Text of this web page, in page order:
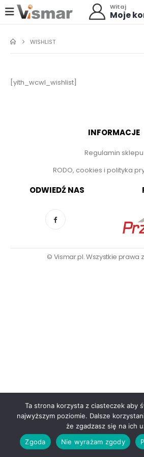
Witaj
Moje
WISHLIST
[yith_wcwl_wishlist]
INFORMACJE
Regulamin sklepu
RODO, cookies i polityka
ODWIEDŹ NAS
© Vismar.pl. Wszystkie prawa
Ta strona korzysta z ciasteczek aby
najwyższym poziomie. Dalsze
że zgadzasz się na ich
Zgoda
Nie wyrażam zgody